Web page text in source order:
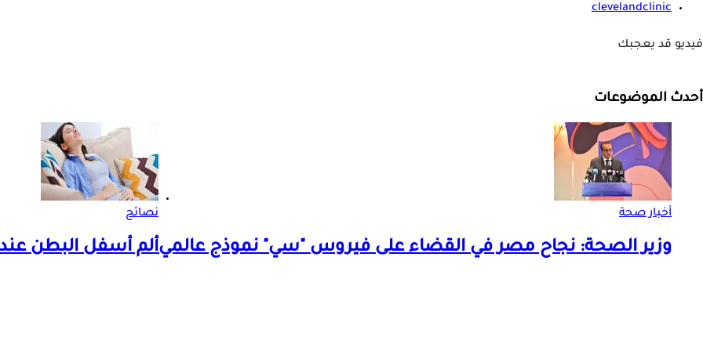
clevelandclinic
فيديو قد يعجبك
أحدث الموضوعات
أخبار صحة
وزير الصحة: نجاح مصر في القضاء على فيروس "سي" نموذج عالمي
نصائح
ألم أسفل البطن